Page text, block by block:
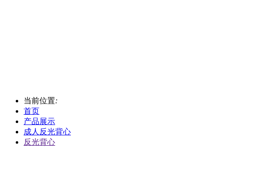
当前位置:
首页
产品展示
成人反光背心
反光背心